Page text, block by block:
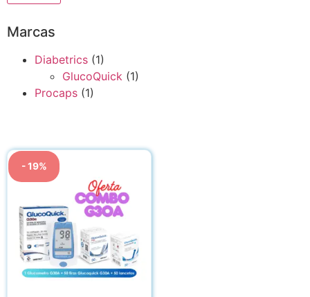
Marcas
Diabetrics (1)
GlucoQuick (1)
Procaps (1)
- 19%